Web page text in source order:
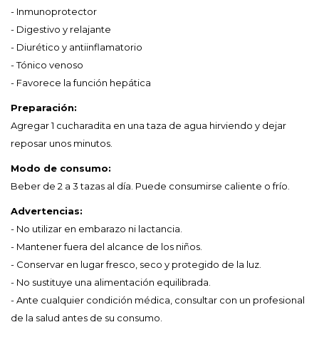
- Inmunoprotector
- Digestivo y relajante
- Diurético y antiinflamatorio
- Tónico venoso
- Favorece la función hepática
Preparación:
Agregar 1 cucharadita en una taza de agua hirviendo y dejar
reposar unos minutos.
Modo de consumo:
Beber de 2 a 3 tazas al día. Puede consumirse caliente o frío.
Advertencias:
- No utilizar en embarazo ni lactancia.
- Mantener fuera del alcance de los niños.
- Conservar en lugar fresco, seco y protegido de la luz.
- No sustituye una alimentación equilibrada.
- Ante cualquier condición médica, consultar con un profesional
de la salud antes de su consumo.